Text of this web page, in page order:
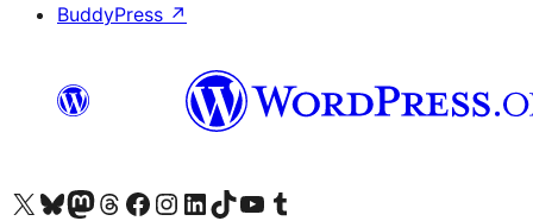
BuddyPress ↗
Visite a nossa conta X (antigo Twitter)
Visit our Bluesky account
Visit our Mastodon account
Visit our Threads account
Visite a nossa página do Facebook
Visite a nossa conta no Instagram
Visite a nossa conta no LinkedIn
Visit our TikTok account
Visit our YouTube channel
Visit our Tumblr account